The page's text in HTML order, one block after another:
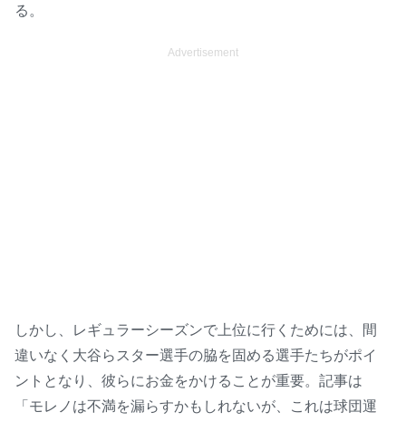
る。
Advertisement
しかし、レギュラーシーズンで上位に行くためには、間
違いなく大谷らスター選手の脇を固める選手たちがポイ
ントとなり、彼らにお金をかけることが重要。記事は
「モレノは不満を漏らすかもしれないが、これは球団運